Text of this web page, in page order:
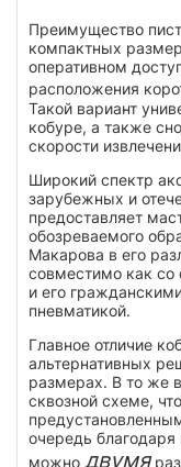
Преимущество
компактных
оперативном
расположения
Такой вариант
кобуре, а также
скорости
Широкий спектр
зарубежных и
предоставляет
обозреваемого
Макарова в его
совместимо как
и его
пневматикой.
Главное отличие
альтернативных
размерах. В то же
сквозной схеме,
очередь
можно двумя